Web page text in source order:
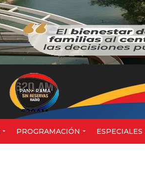
620AM
PROGRAMACIÓN ESPECIALES